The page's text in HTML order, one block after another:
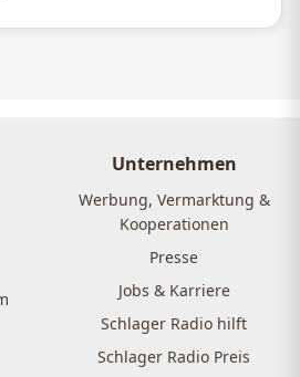
Unternehmen
Werbung, Vermarktung &
Kooperationen
Presse
Jobs & Karriere
Schlager Radio hilft
Schlager Radio Preis